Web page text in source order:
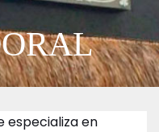
especializa en